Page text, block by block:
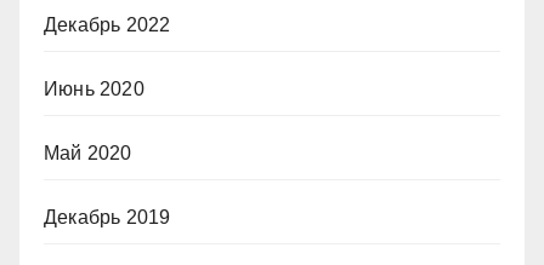
Декабрь 2022
Июнь 2020
Май 2020
Декабрь 2019